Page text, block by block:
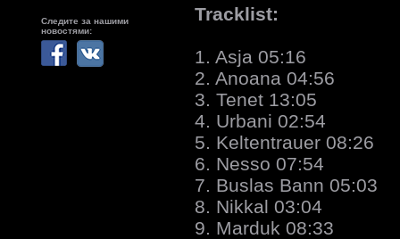
Следите за нашими
новостями:
Tracklist:
1. Asja 05:16
2. Anoana 04:56
3. Tenet 13:05
4. Urbani 02:54
5. Keltentrauer 08:26
6. Nesso 07:54
7. Buslas Bann 05:03
8. Nikkal 03:04
9. Marduk 08:33